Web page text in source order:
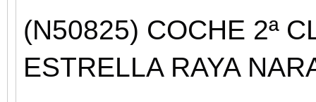
(N50825) COCHE 2ª
ESTRELLA RAYA